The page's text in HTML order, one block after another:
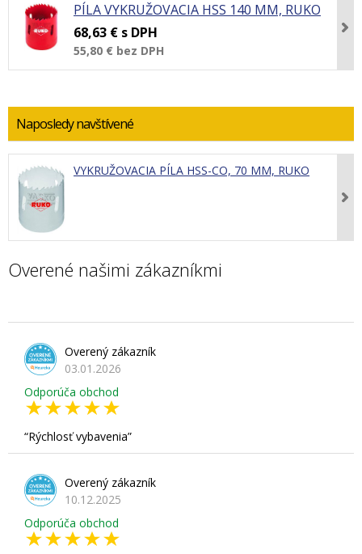
PÍLA VYKRUŽOVACIA HSS 140 MM, RUKO
68,63 € s DPH
55,80 € bez DPH
Naposledy navštívené
VYKRUŽOVACIA PÍLA HSS-CO, 70 MM, RUKO
Overené našimi zákazníkmi
Overený zákazník
03.01.2026
Odporúča obchod
Rýchlosť vybavenia
Overený zákazník
10.12.2025
Odporúča obchod